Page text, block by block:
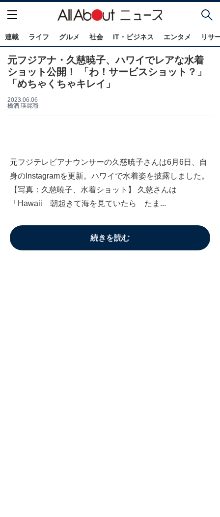
連載 ライフ グルメ 社会 IT・ビジネス エンタメ リサ
元フジアナ・久慈暁子、ハワイでレアな水着
ショット公開！ 「わ！サービスショット？」
「めちゃくちゃキレイ」
2023.06.06
橋酒 瑛麗瑠
元フジテレビアナウンサーの久慈暁子さんは6月6日、自
身のInstagramを更新。ハワイで水着姿を披露しました。
【写真：久慈暁子、水着ショット】 久慈さんは
「Hawaii 朝起きて海を見ていたら たま...
続きを読む